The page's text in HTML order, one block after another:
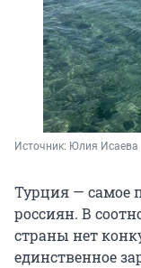
Источник: Юлия Исаева
Турция — самое
россиян. В
страны нет
единственное